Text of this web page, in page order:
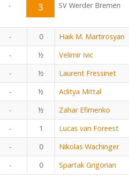
- 3 SV Werder Bremen
- 0 Haik M. Martirosyan
- ½ Velimir Ivic
- ½ Laurent Fressinet
- ½ Aditya Mittal
- ½ Zahar Efimenko
- 1 Lucas van Foreest
- 0 Nikolas Wachinger
- 0 Spartak Grigorian